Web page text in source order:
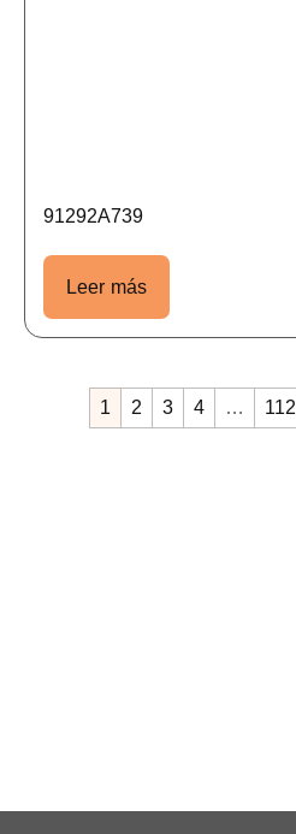
91292A739
Leer más
1 2 3 4 … 112